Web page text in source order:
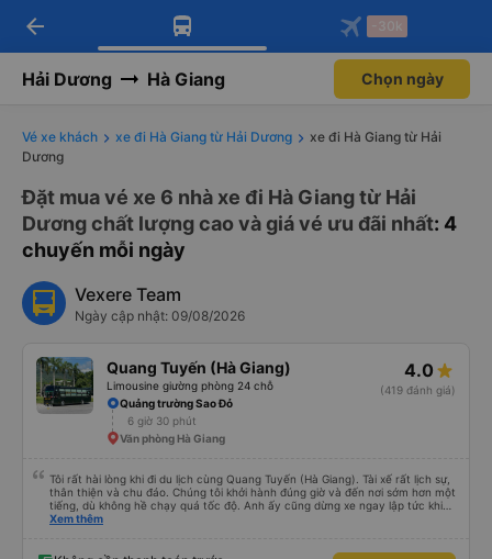
Tải app Vexere ngay!
Nhận ưu đãi thành viên độc
Mở app
Tải app Vexere
-30k/ghế khi đặt vé máy bay qua
Mở app
arrow_back -30k
Hải Dương Hà Giang Chọn ngày
Vé xe khách xe đi Hà Giang từ Hải Dương
xe đi Hà Giang từ Hải
Dương
Đặt mua vé xe 6 nhà xe đi Hà Giang từ Hải
Dương chất lượng cao và giá vé ưu đãi nhất: 4
chuyến mỗi ngày
Vexere Team
Ngày cập nhật: 09/08/2026
Quang Tuyến (Hà Giang)
Limousine giường phòng 24 chỗ
4.0
(419 đánh giá)
Quảng trường Sao Đỏ
6 giờ 30 phút
Văn phòng Hà Giang
Tôi rất hài lòng khi đi du lịch cùng Quang Tuyến (Hà Giang). Tài xế rất lịch sự,
thân thiện và chu đáo. Chúng tôi khởi hành đúng giờ và đến nơi sớm hơn một
tiếng, dù không hề chạy quá tốc độ. Anh ấy cũng dừng xe ngay lập tức khi
tôi cần đi vệ sinh. Suốt cả chuyến đi, chúng tôi cảm thấy hoàn toàn an toàn.
Xem thêm